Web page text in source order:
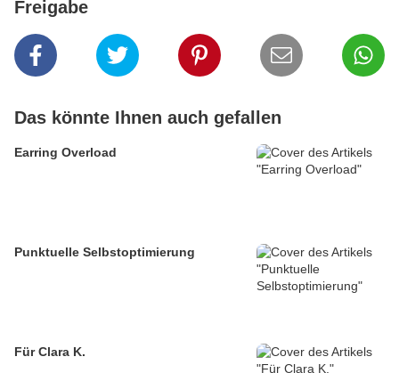
Freigabe
Das könnte Ihnen auch gefallen
Earring Overload
Punktuelle Selbstoptimierung
Für Clara K.